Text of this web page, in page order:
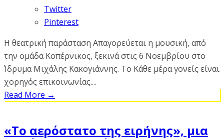
Twitter
Pinterest
Η θεατρική παράσταση Απαγορεύεται η μουσική, από
την ομάδα Κοπέρνικος, ξεκινά στις 6 Νοεμβρίου στο
Ίδρυμα Μιχάλης Κακογιάννης. Το Κάθε μέρα γονείς είναι
χορηγός επικοινωνίας....
Read More →
«Το αερόστατο της ειρήνης», μια